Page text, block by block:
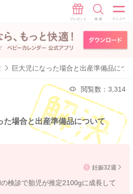
巨大児になった場合と出産準備品につ
閲覧数：3,314
た場合と出産準備品について
妊娠32週
検診で胎児が推定2100gに成長して